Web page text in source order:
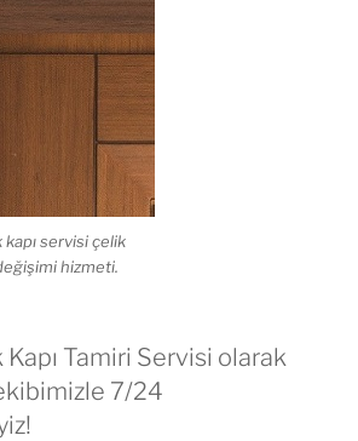
servisi çelik
hizmeti.
Tamiri Servisi olarak
7/24